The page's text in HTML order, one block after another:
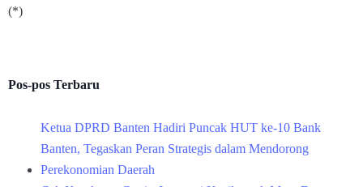
(*)
Pos-pos Terbaru
Ketua DPRD Banten Hadiri Puncak HUT ke-10 Bank
Banten, Tegaskan Peran Strategis dalam Mendorong
Perekonomian Daerah